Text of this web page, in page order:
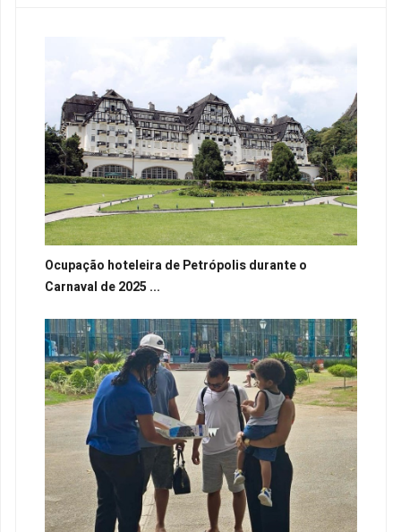
Ocupação hoteleira de Petrópolis durante o
Carnaval de 2025 ...